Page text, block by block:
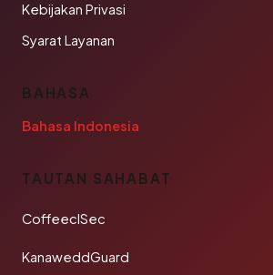
Kebijakan Privasi
Syarat Layanan
BAHASA
Bahasa Indonesia
TAUTAN SAHABAT
CoffeeclSec
KanaweddGuard